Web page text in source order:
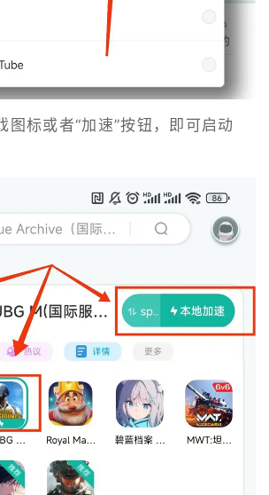
需要玩家自己手动下载谷歌服务套
环境问题。
区服加速节点，支持欧美服、日服、
东南亚服等游戏加速，加速稳定，
际服游戏不掉线不延迟，根据玩家当
持韩服、日服、美服等非中文游戏汉
无需等待，玩绝地求生手游无需担心
图标或者“加速”按钮，即可启动